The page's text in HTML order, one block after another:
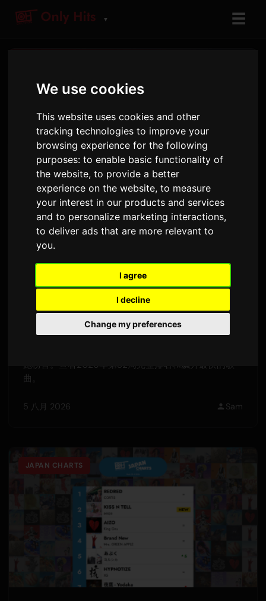
We use cookies
This website uses cookies and other
tracking technologies to improve your
browsing experience for the following
purposes:to enable basic functionality of
the website,to provide a better
experience on the website,to measure
your interest in our products and services
and to personalize marketing interactions,
to deliver ads that are more relevant to
you.
I agree
I decline
Change my preferences
▼ ☰
音乐排行榜
保持关注最新的音乐排行榜和趋势
POP CHARTS
本周热门40首流行歌曲 - Only Hits排行榜
跑榜首。查看2026年第32周完整排名和飙升最快的歌
曲。
5 八月 2026 Sam
JAPAN CHARTS